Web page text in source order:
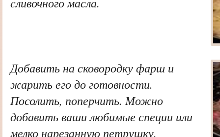
Добавить на сковородку фарш и
жарить его до готовности.
Посолить, поперчить. Можно
добавить ваши любимые специи или
мелко нарезанную петрушку.